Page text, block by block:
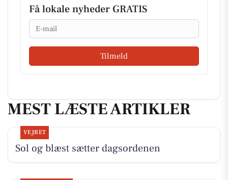
Få lokale nyheder GRATIS
Email
Tilmeld
MEST LÆSTE ARTIKLER
VEJRET
Sol og blæst sætter dagsordenen